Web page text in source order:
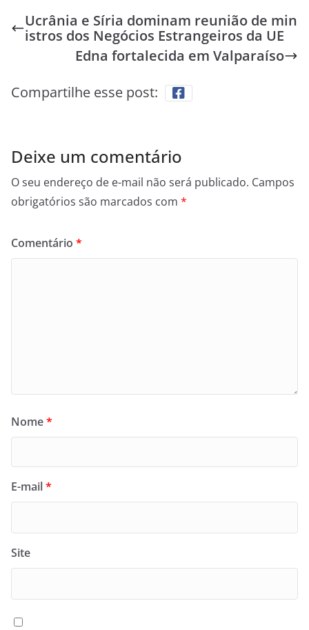
Ucrânia e Síria dominam reunião de min
istros dos Negócios Estrangeiros da UE
Edna fortalecida em Valparaíso
Compartilhe esse post:
Deixe um comentário
O seu endereço de e-mail não será publicado. Campos
obrigatórios são marcados com *
Comentário *
Nome*
E-mail*
Site